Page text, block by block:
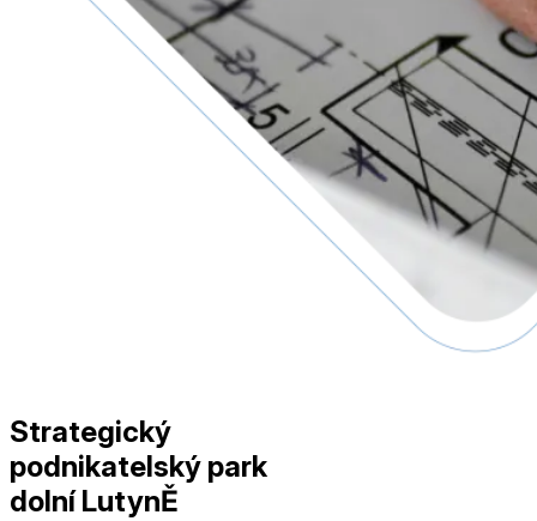
Strategický
podnikatelský park
dolní LutynĚ